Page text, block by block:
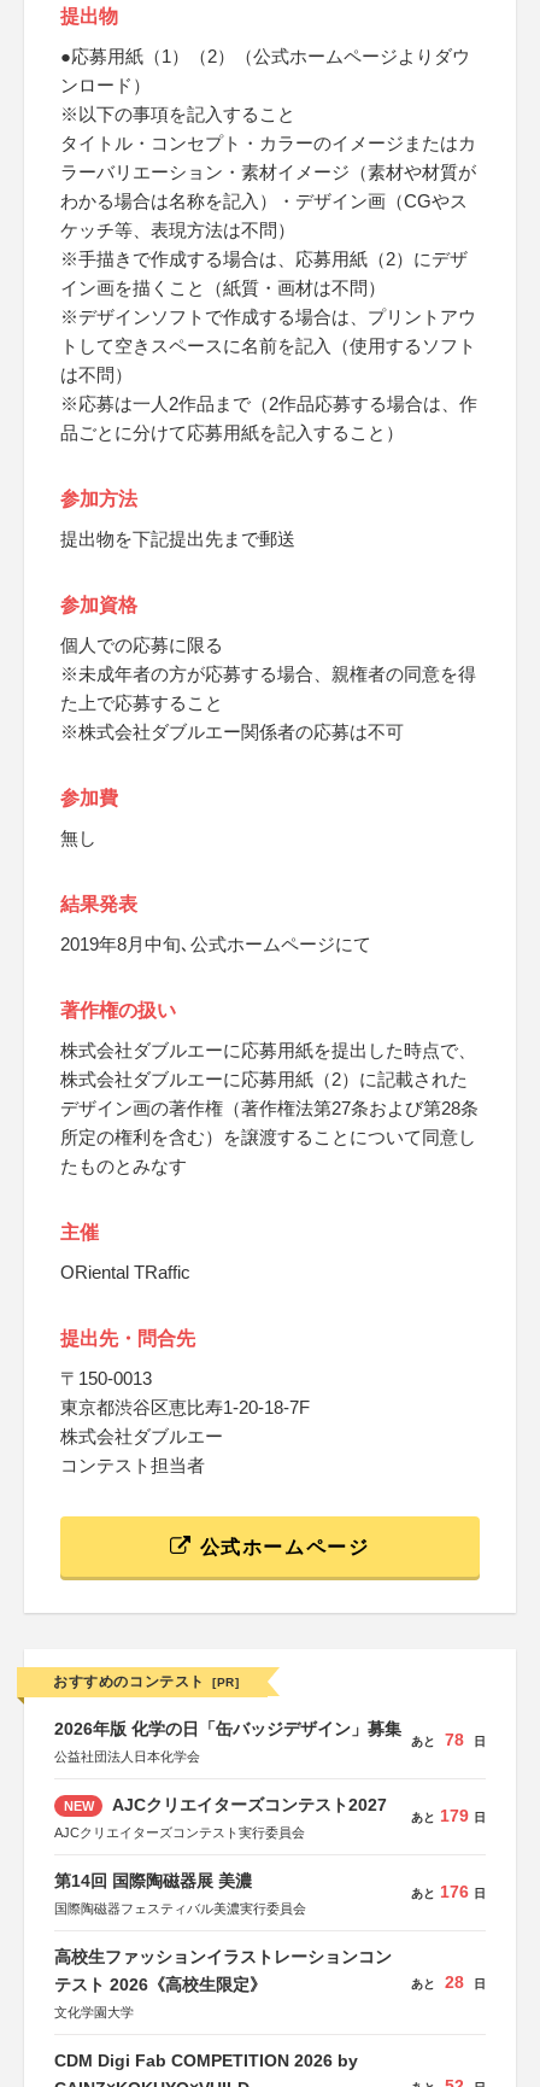
提出物
●応募用紙（1）（2）（公式ホームページよりダウ
ンロード）
※以下の事項を記入すること
タイトル・コンセプト・カラーのイメージまたはカ
ラーバリエーション・素材イメージ（素材や材質が
わかる場合は名称を記入）・デザイン画（CGやス
ケッチ等、表現方法は不問）
※手描きで作成する場合は、応募用紙（2）にデザ
イン画を描くこと（紙質・画材は不問）
※デザインソフトで作成する場合は、プリントアウ
トして空きスペースに名前を記入（使用するソフト
は不問）
※応募は一人2作品まで（2作品応募する場合は、作
品ごとに分けて応募用紙を記入すること）
参加方法
提出物を下記提出先まで郵送
参加資格
個人での応募に限る
※未成年者の方が応募する場合、親権者の同意を得
た上で応募すること
※株式会社ダブルエー関係者の応募は不可
参加費
無し
結果発表
2019年8月中旬､公式ホームページにて
著作権の扱い
株式会社ダブルエーに応募用紙を提出した時点で、
株式会社ダブルエーに応募用紙（2）に記載された
デザイン画の著作権（著作権法第27条および第28条
所定の権利を含む）を譲渡することについて同意し
たものとみなす
主催
ORiental TRaffic
提出先・問合先
〒150-0013
東京都渋谷区恵比寿1-20-18-7F
株式会社ダブルエー
コンテスト担当者
公式ホームページ
おすすめのコンテスト [PR]
2026年版 化学の日「缶バッジデザイン」募集
公益社団法人日本化学会
あと 78 日
NEW AJCクリエイターズコンテスト2027
AJCクリエイターズコンテスト実行委員会
あと 179 日
第14回 国際陶磁器展 美濃
国際陶磁器フェスティバル美濃実行委員会
あと 176 日
高校生ファッションイラストレーションコン
テスト 2026《高校生限定》
文化学園大学
あと 28 日
CDM Digi Fab COMPETITION 2026 by